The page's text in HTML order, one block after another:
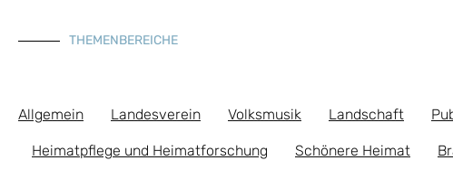
THEMENBEREICHE
Allgemein Landesverein Volksmusik Landschaft
Heimatpflege und Heimatforschung Schönere Heimat